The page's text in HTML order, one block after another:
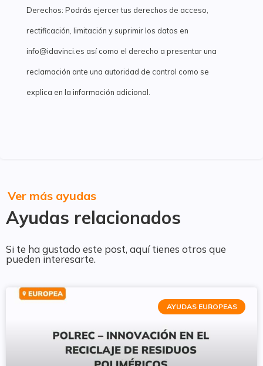
Derechos: Podrás ejercer tus derechos de acceso,
rectificación, limitación y suprimir los datos en
info@idavinci.es así como el derecho a presentar una
reclamación ante una autoridad de control como se
explica en la información adicional.
Ayudas relacionados
Ver más ayudas
Si te ha gustado este post, aquí tienes otros que
pueden interesarte.
AYUDAS EUROPEAS